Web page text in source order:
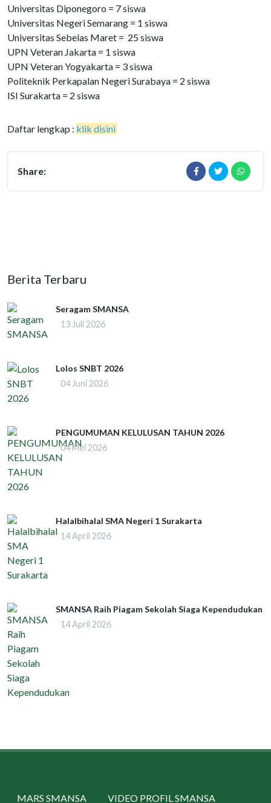
Universitas Diponegoro = 7 siswa
Universitas Negeri Semarang = 1 siswa
Universitas Sebelas Maret = 25 siswa
UPN Veteran Jakarta = 1 siswa
UPN Veteran Yogyakarta = 3 siswa
Politeknik Perkapalan Negeri Surabaya = 2 siswa
ISI Surakarta = 2 siswa
Daftar lengkap : klik disini
Share:
Berita Terbaru
Seragam SMANSA
13 Juli 2026
Lolos SNBT 2026
04 Juni 2026
PENGUMUMAN KELULUSAN TAHUN 2026
04 Mei 2026
Halalbihalal SMA Negeri 1 Surakarta
14 April 2026
SMANSA Raih Piagam Sekolah Siaga Kependudukan
14 April 2026
MARS SMANSA VIDEO PROFIL SMANSA